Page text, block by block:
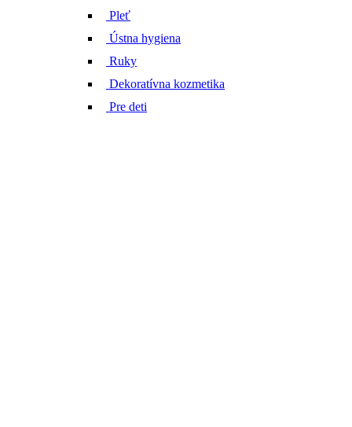
Pleť
Ústna hygiena
Ruky
Dekoratívna kozmetika
Pre deti